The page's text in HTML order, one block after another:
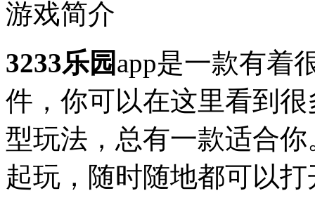
游戏简介
3233乐园app是一款有着
件，你可以在这里看到
型玩法，总有一款适合
起玩，随时随地都可以